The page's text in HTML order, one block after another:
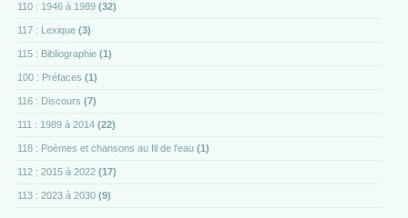
110 : 1946 à 1989 (32)
117 : Lexique (3)
115 : Bibliographie (1)
100 : Préfaces (1)
116 : Discours (7)
111 : 1989 à 2014 (22)
118 : Poèmes et chansons au fil de l'eau (1)
112 : 2015 à 2022 (17)
113 : 2023 à 2030 (9)